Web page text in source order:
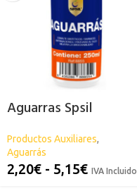
Aguarras Spsil
Productos Auxiliares,
Aguarrás
2,20€ - 5,15€ IVA Incluido